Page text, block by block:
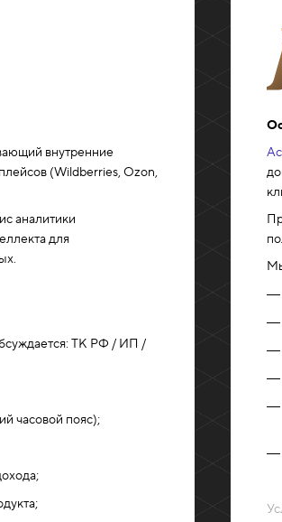
внутренние
(Wildberries, Ozon,
аналитики
для
ТК РФ / ИП /
часовой пояс);